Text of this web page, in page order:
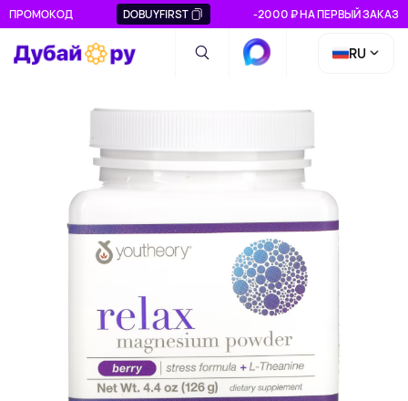
ПРОМОКОД DOBUYFIRST -2000 ₽ НА ПЕРВЫЙ ЗАКАЗ
RU